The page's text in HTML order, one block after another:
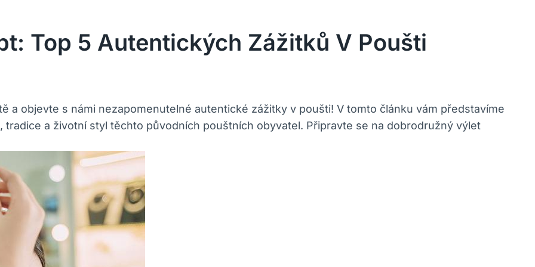
Top 5 Autentických Zážitků V Poušti
a objevte s námi nezapomenutelné autentické zážitky v poušti! V tomto článku vám představíme
a životní styl těchto původních pouštních obyvatel. Připravte se na dobrodružný výlet